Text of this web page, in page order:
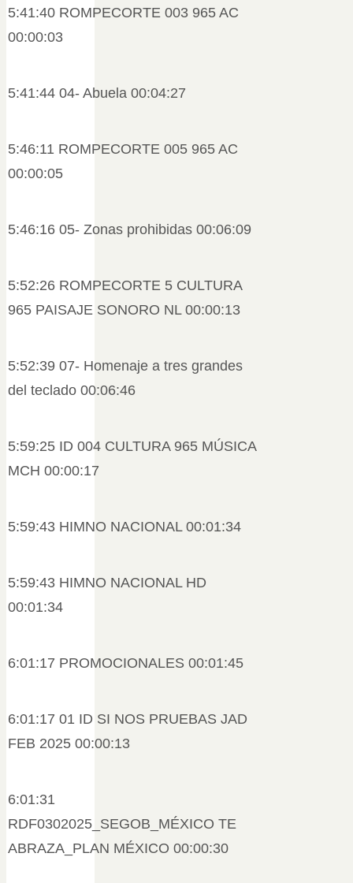
5:41:40 ROMPECORTE 003 965 AC
00:00:03
5:41:44 04- Abuela 00:04:27
5:46:11 ROMPECORTE 005 965 AC
00:00:05
5:46:16 05- Zonas prohibidas 00:06:09
5:52:26 ROMPECORTE 5 CULTURA
965 PAISAJE SONORO NL 00:00:13
5:52:39 07- Homenaje a tres grandes
del teclado 00:06:46
5:59:25 ID 004 CULTURA 965 MÚSICA
MCH 00:00:17
5:59:43 HIMNO NACIONAL 00:01:34
5:59:43 HIMNO NACIONAL HD
00:01:34
6:01:17 PROMOCIONALES 00:01:45
6:01:17 01 ID SI NOS PRUEBAS JAD
FEB 2025 00:00:13
6:01:31
RDF0302025_SEGOB_MÉXICO TE
ABRAZA_PLAN MÉXICO 00:00:30